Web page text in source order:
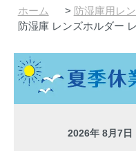
ホーム > 防湿庫用レ
防湿庫 レンズホルダー
2026年 8月7日